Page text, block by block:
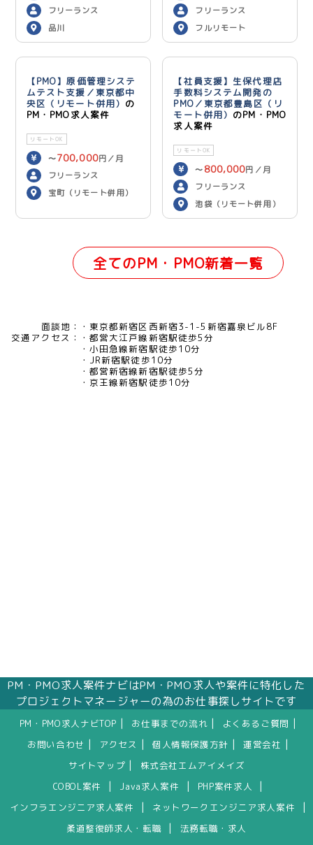
フリーランス
品川
フリーランス
フルリモート
【PMO】原価管理システ
ムテスト支援／東京都中
央区（リモート併用） の
PM・PMO求人案件
リモートOK
〜700,000円／月
フリーランス
宝町（リモート併用）
【社員支援】生保代理店
手数料システム開発の
PMO／東京都豊島区（リ
モート併用） のPM・PMO
求人案件
リモートOK
〜 800,000円／月
フリーランス
池袋（リモート併用）
全てのPM・PMO新着一覧
面談地：
東京都新宿区西新宿3-1-5新宿嘉泉ビル8F
交通アクセス：
都営大江戸線新宿駅徒歩5分
小田急線新宿駅徒歩10分
JR新宿駅徒歩10分
都営新宿線新宿駅徒歩5分
京王線新宿駅徒歩10分
PM・PMO求人案件ナビはPM・PMO求人や案件に特化した
プロジェクトマネージャーの為のお仕事探しサイトです
PM・PMO求人ナビTOP お仕事までの流れ よくあるご質問
お問い合わせ アクセス 個人情報保護方針 運営会社
サイトマップ
株式会社エムアイメイズ
COBOL案件
Java求人案件 PHP案件求人
インフラエンジニア求人案件 ネットワークエンジニア求人案件
柔道整復師求人・転職 法務転職・求人